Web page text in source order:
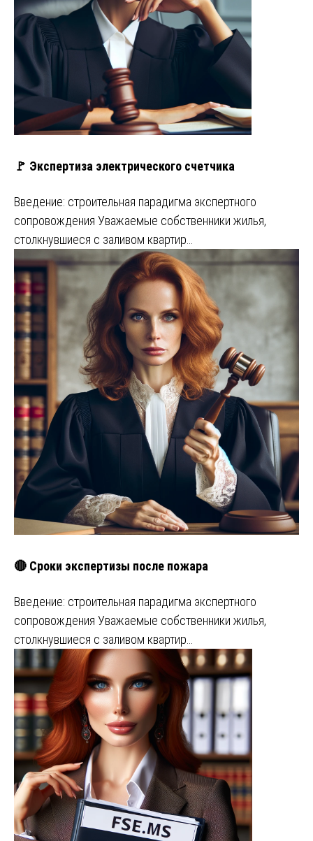
🚩 Экспертиза электрического счетчика
Введение: строительная парадигма экспертного
сопровождения Уважаемые собственники жилья,
столкнувшиеся с заливом квартир…
🔴 Сроки экспертизы после пожара
Введение: строительная парадигма экспертного
сопровождения Уважаемые собственники жилья,
столкнувшиеся с заливом квартир…